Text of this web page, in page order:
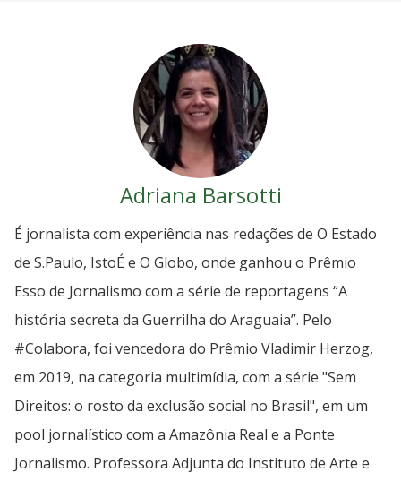
Adriana Barsotti
É jornalista com experiência nas redações de O Estado
de S.Paulo, IstoÉ e O Globo, onde ganhou o Prêmio
Esso de Jornalismo com a série de reportagens “A
história secreta da Guerrilha do Araguaia”. Pelo
#Colabora, foi vencedora do Prêmio Vladimir Herzog,
em 2019, na categoria multimídia, com a série "Sem
Direitos: o rosto da exclusão social no Brasil", em um
pool jornalístico com a Amazônia Real e a Ponte
Jornalismo. Professora Adjunta do Instituto de Arte e